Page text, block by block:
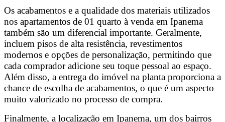
Os acabamentos e a qualidade dos materiais utilizados
nos apartamentos de 01 quarto à venda em Ipanema
também são um diferencial importante. Geralmente,
incluem pisos de alta resistência, revestimentos
modernos e opções de personalização, permitindo que
cada comprador adicione seu toque pessoal ao espaço.
Além disso, a entrega do imóvel na planta proporciona a
chance de escolha de acabamentos, o que é um aspecto
muito valorizado no processo de compra.
Finalmente, a localização em Ipanema, um dos bairros